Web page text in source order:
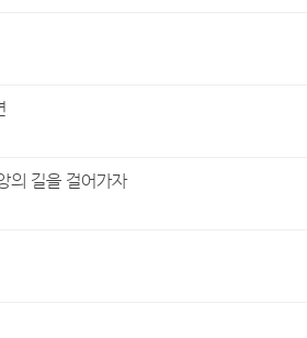
의 길을 걸어가자